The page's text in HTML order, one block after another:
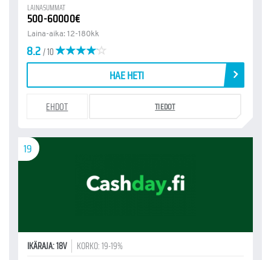
LAINASUMMAT
500-60000€
Laina-aika: 12-180kk
8.2/ 10
HAE HETI
EHDOT TIEDOT
19
IKÄRAJA: 18V KORKO: 19-19%